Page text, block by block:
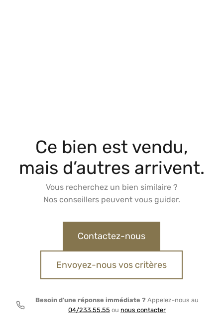
Ce bien est vendu,
mais d’autres arrivent.
Vous recherchez un bien similaire ?
Nos conseillers peuvent vous guider.
Contactez-nous
Envoyez-nous vos critères
Besoin d’une réponse immédiate ? Appelez-nous au
04/233.55.55 ou nous contacter